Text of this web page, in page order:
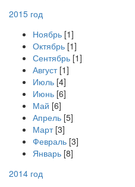
2015 год
Ноябрь [1]
Октябрь [1]
Сентябрь [1]
Август[1]
Июль [4]
Июнь [6]
Май [6]
Апрель [5]
Март[3]
Февраль [3]
Январь [8]
2014 год